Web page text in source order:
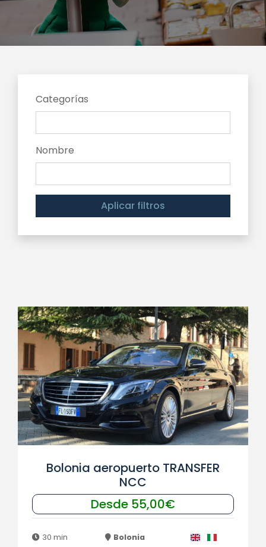
Categorías
Nombre
Aplicar filtros
Bolonia aeropuerto TRANSFER
NCC
Desde 55,00€
30 min Bolonia